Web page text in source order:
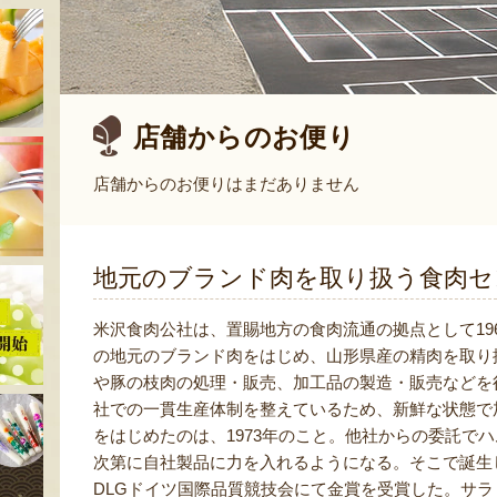
店舗からのお便り
店舗からのお便りはまだありません
地元のブランド肉を取り扱う食肉
米沢食肉公社は、置賜地方の食肉流通の拠点として
の地元のブランド肉をはじめ、山形県産の精肉を取
や豚の枝肉の処理・販売、加工品の製造・販売など
社での一貫生産体制を整えているため、新鮮な状態
をはじめたのは、1973年のこと。他社からの委託で
次第に自社製品に力を入れるようになる。そこで誕
DLGドイツ国際品質競技会にて金賞を受賞した。サ